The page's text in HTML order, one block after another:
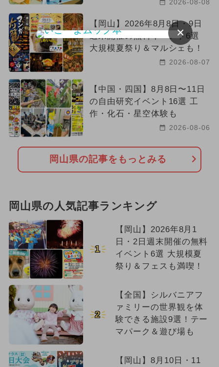
2026-08-08
【岡山】2026年8月8日・9日
週末開催の無料イベント6選
大規模夏祭り＆マルシェも！
2026-08-07
【中国・四国】8月8日〜11日
の自由研究イベント16選 工
作・化石・星空体験も
2026-08-06
岡山県の記事をもっとみる
岡山県の人気記事ランキング
1
【岡山】2026年8月1
日・2日週末開催の無料
イベント6選 大規模夏
祭り＆フェスも満喫！
2
【全国】シルバニアフ
ァミリーの世界観を体
験できる施設9選！テー
マパーク＆遊び場も
【岡山】8月10日・11
×